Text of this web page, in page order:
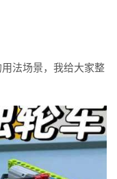
法场景，我给大家整